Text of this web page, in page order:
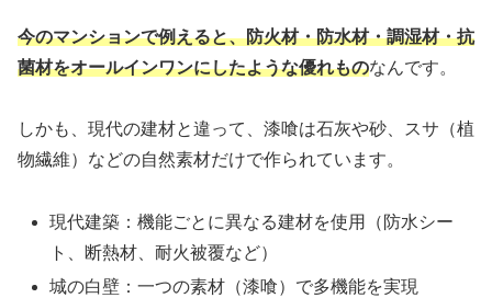
今のマンションで例えると、防火材・防水材・調湿材・抗
菌材をオールインワンにしたような優れものなんです。
しかも、現代の建材と違って、漆喰は石灰や砂、スサ（植
物繊維）などの自然素材だけで作られています。
現代建築：機能ごとに異なる建材を使用（防水シー
ト、断熱材、耐火被覆など）
城の白壁：一つの素材（漆喰）で多機能を実現